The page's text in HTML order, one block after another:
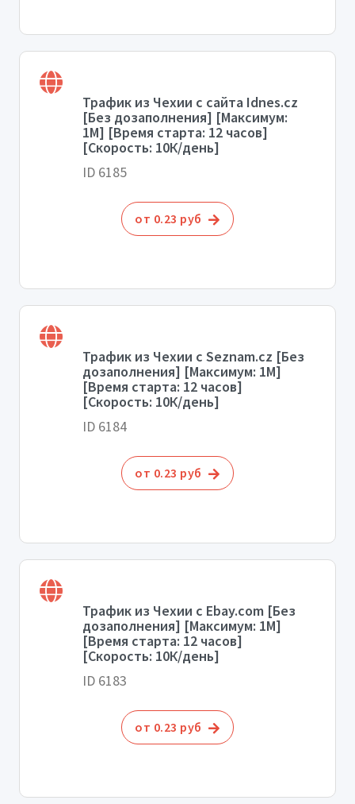
Трафик из Чехии с сайта Idnes.cz
[Без дозаполнения] [Максимум:
1М] [Время старта: 12 часов]
[Скорость: 10К/день]
ID 6185
от 0.23 руб
Трафик из Чехии с Seznam.cz [Без
дозаполнения] [Максимум: 1М]
[Время старта: 12 часов]
[Скорость: 10К/день]
ID 6184
от 0.23 руб
Трафик из Чехии с Ebay.com [Без
дозаполнения] [Максимум: 1М]
[Время старта: 12 часов]
[Скорость: 10К/день]
ID 6183
от 0.23 руб